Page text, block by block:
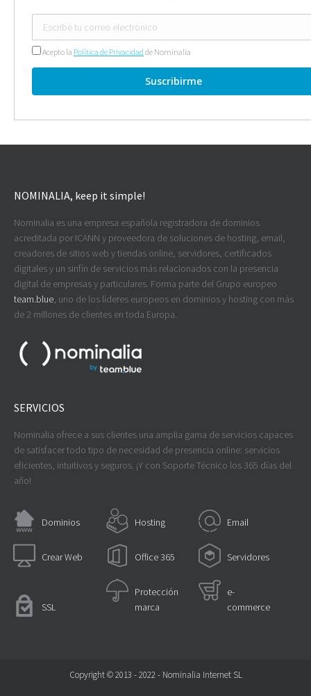
Acepto la Política de Privacidad de Nominalia
NOMINALIA, keep it simple!
Nominalia es una empresa española registradora de dominios
acreditada por ICANN y proveedora de soluciones de hosting, email,
creadores de sitios web y tiendas online, servidores, certificados
digitales y un sinfín de servicios más relacionados con la presencia
digital de empresas y particulares. Forma parte del Grupo europeo
team.blue, uno de los líderes europeos en dominios y hosting con más
de 2 millones de clientes en toda Europa.
SERVICIOS
Nominalia ofrece a sus clientes una amplia gama de servicios capaces
de satisfacer todo tipo de necesidad de presencia online: servicios
eficientes, intuitivos y seguros. ¡Y con Soporte Técnico los 365 días del
año!
Dominios Hosting Email
Crear Web Office 365 Servidores
SSL
Protección
marca
e-
commerce
Copyright © 2013 - 2022 - Nominalia Internet SL